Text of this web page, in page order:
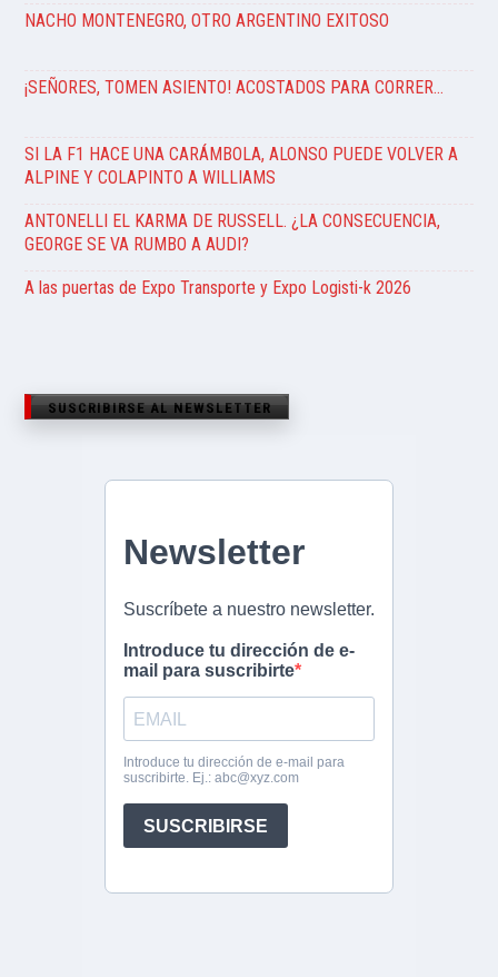
NACHO MONTENEGRO, OTRO ARGENTINO EXITOSO
¡SEÑORES, TOMEN ASIENTO! ACOSTADOS PARA CORRER…
SI LA F1 HACE UNA CARÁMBOLA, ALONSO PUEDE VOLVER A
ALPINE Y COLAPINTO A WILLIAMS
ANTONELLI EL KARMA DE RUSSELL. ¿LA CONSECUENCIA,
GEORGE SE VA RUMBO A AUDI?
A las puertas de Expo Transporte y Expo Logisti-k 2026
SUSCRIBIRSE AL NEWSLETTER